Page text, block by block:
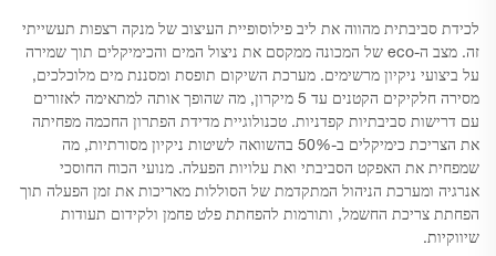
לכידת סביבתית מהווה את ליב פילוסופיית העיצוב של מנקה רצפות תעשייתי
זה. מצב ה-eco של המכונה ממקסם את ניצול המים והכימיקלים תוך שמירה
על ביצועי ניקיון מרשימים. מערכת השיקום תופסת ומסננת מים מלוכלכים,
מסירה חלקיקים הקטנים עד 5 מיקרון, מה שהופך אותה למתאימה לאזורים
עם דרישות סביבתיות קפדניות. טכנולוגיית מדידת הפתרון החכמה מפחיתה
את הצריכת כימיקלים ב-50% בהשוואה לשיטות ניקיון מסורתיות, מה
שמפחית את האפקט הסביבתי ואת עלויות הפעלה. מנועי הכוח החוסכי
אנרגיה ומערכת הניהול המתקדמת של הסוללות מאריכות את זמן הפעלה תוך
הפחתת צריכת החשמל, ותורמות להפחתת פלט פחמן ולקידום תעודות
שיווקיות.